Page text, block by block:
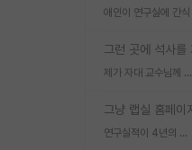
애인이 연구실에 간식
제가 자대 교수님께 무례하게 행동한 걸까요?
연구실적이 4년의 공백이 있는거 어떻게 생각하냐